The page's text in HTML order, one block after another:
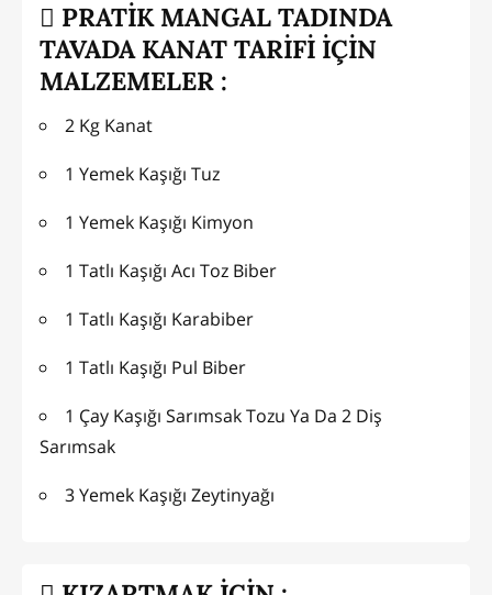
PRATİK MANGAL TADINDA
TAVADA KANAT TARİFİ İÇİN
MALZEMELER :
2 Kg Kanat
1 Yemek Kaşığı Tuz
1 Yemek Kaşığı Kimyon
1 Tatlı Kaşığı Acı Toz Biber
1 Tatlı Kaşığı Karabiber
1 Tatlı Kaşığı Pul Biber
1 Çay Kaşığı Sarımsak Tozu Ya Da 2 Diş
Sarımsak
3 Yemek Kaşığı Zeytinyağı